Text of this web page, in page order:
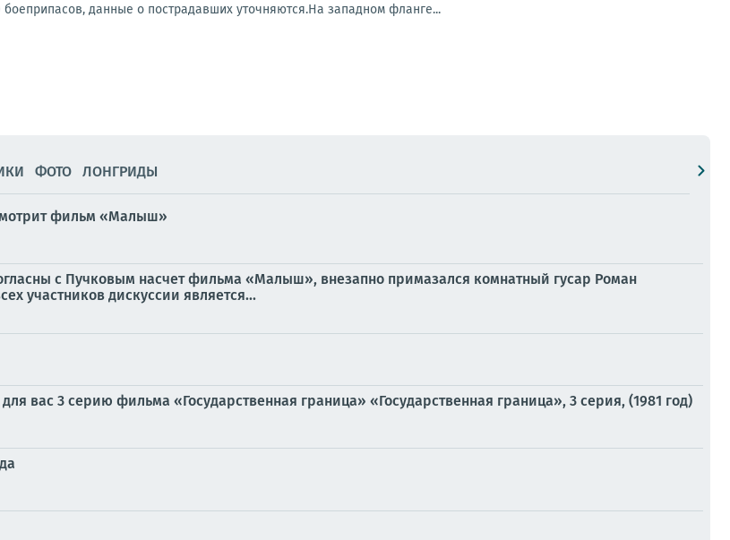
боеприпасов, данные о пострадавших уточняются.На западном фланге...
ФОТО ЛОНГРИДЫ
фильм «Малыш»
с Пучковым насчет фильма «Малыш», внезапно примазался комнатный гусар Роман
участников дискуссии является...
вас 3 серию фильма «Государственная граница» «Государственная граница», 3 серия, (1981 год)